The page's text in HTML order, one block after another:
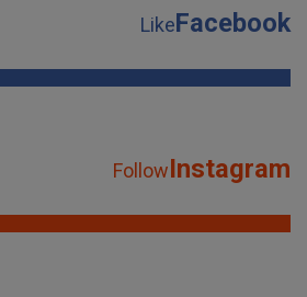
LikeFacebook
FollowInstagram